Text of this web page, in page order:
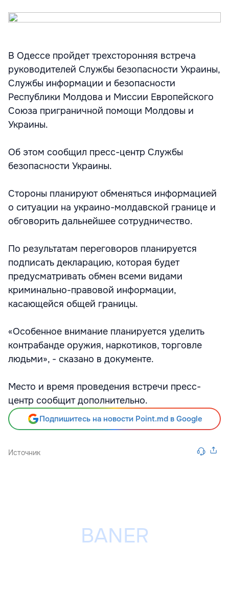
В Одессе пройдет трехсторонняя встреча
руководителей Службы безопасности Украины,
Службы информации и безопасности
Республики Молдова и Миссии Европейского
Союза приграничной помощи Молдовы и
Украины.
Об этом сообщил пресс-центр Службы
безопасности Украины.
Стороны планируют обменяться информацией
о ситуации на украино-молдавской границе и
обговорить дальнейшее сотрудничество.
По результатам переговоров планируется
подписать декларацию, которая будет
предусматривать обмен всеми видами
криминально-правовой информации,
касающейся общей границы.
«Особенное внимание планируется уделить
контрабанде оружия, наркотиков, торговле
людьми», - сказано в документе.
Место и время проведения встречи пресс-
центр сообщит дополнительно.
Подпишитесь на новости Point.md в Google
Источник